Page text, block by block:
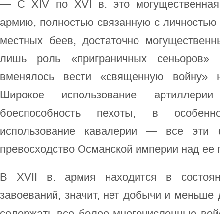
— С XIV по XVI в. это
армию, полностью связанную с
местных беев, достаточно
лишь роль «приграничных
вменялось вести «священную войну»
Широкое использование
боеспособность пехоты, в
использование кавалерии — все эти
превосходство Османской империи над ее
В XVII в. армия находится в
завоеваний, значит, нет добычи и